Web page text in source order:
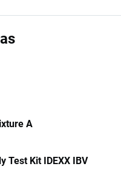
A
Test Kit IDEXX IBV